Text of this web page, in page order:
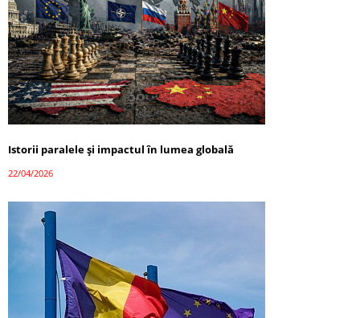
Istorii paralele și impactul în lumea globală
22/04/2026